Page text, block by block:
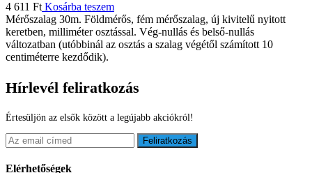
4 611 Ft Kosárba teszem
Mérőszalag 30m. Földmérős, fém mérőszalag, új kivitelű nyitott
keretben, milliméter osztással. Vég-nullás és belső-nullás
változatban (utóbbinál az osztás a szalag végétől számított 10
centiméterre kezdődik).
Hírlevél feliratkozás
Értesüljön az elsők között a legújabb akciókról!
Feliratkozás
Elérhetőségek